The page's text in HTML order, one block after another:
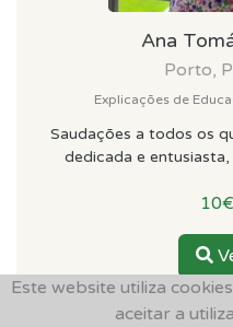
Este website utiliza
aceitar a
Ana
Porto,
Explicações de
Saudações a todos os
dedicada e
10€